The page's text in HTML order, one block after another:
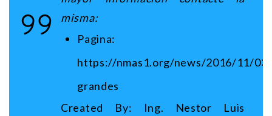
misma:
Pagina:
https://nmas1.org/news/2016/11/
grandes
Created By: Ing. Nestor Luis